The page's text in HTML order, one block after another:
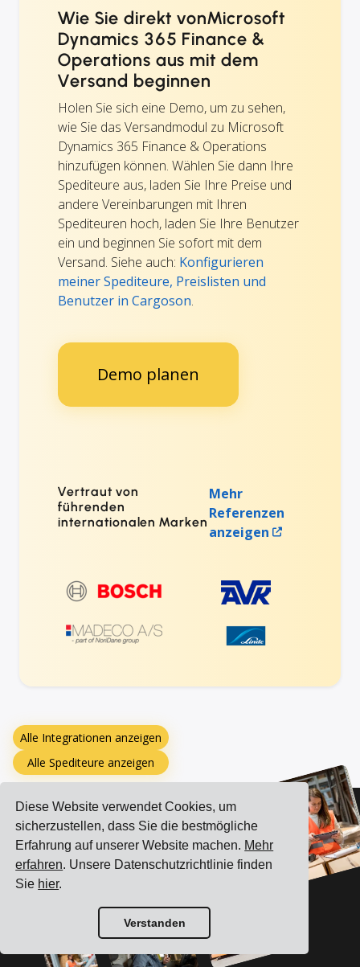
Diese Website verwendet Cookies, um
sicherzustellen, dass Sie die bestmögliche
Erfahrung auf unserer Website machen. Mehr
erfahren. Unsere Datenschutzrichtlinie finden
Sie hier.
Verstanden
Wie Sie direkt vonMicrosoft
Dynamics 365 Finance &
Operations aus mit dem
Versand beginnen
Holen Sie sich eine Demo, um zu sehen,
wie Sie das Versandmodul zu Microsoft
Dynamics 365 Finance & Operations
hinzufügen können. Wählen Sie dann Ihre
Spediteure aus, laden Sie Ihre Preise und
andere Vereinbarungen mit Ihren
Spediteuren hoch, laden Sie Ihre Benutzer
ein und beginnen Sie sofort mit dem
Versand. Siehe auch: Konfigurieren
meiner Spediteure, Preislisten und
Benutzer in Cargoson.
Demo planen
Vertraut von
führenden
internationalen Marken
Mehr
Referenzen
anzeigen
Alle Integrationen anzeigen
Alle Spediteure anzeigen